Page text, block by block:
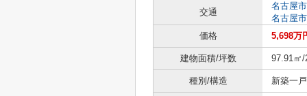
交通
名古屋
名古屋
価格
5,698万
建物面積/坪数 97.91㎡/
種別/構造 新築一